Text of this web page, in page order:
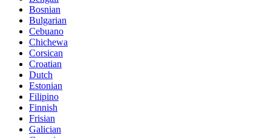
Bosnian
Bulgarian
Cebuano
Chichewa
Corsican
Croatian
Dutch
Estonian
Filipino
Finnish
Frisian
Galician